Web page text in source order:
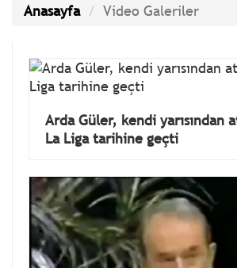
Anasayfa Video Galeriler
Arda Güler, kendi yarısından
La Liga tarihine geçti